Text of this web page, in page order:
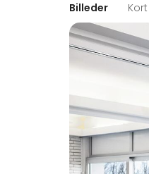
Billeder Kort